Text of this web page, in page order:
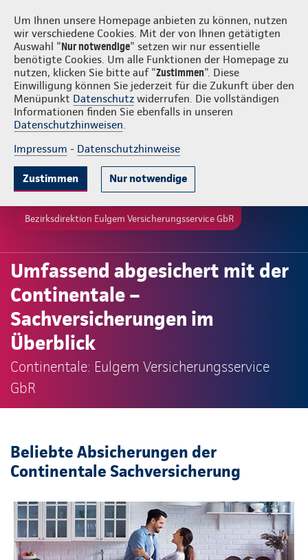
Um Ihnen unsere Homepage anbieten zu können, nutzen
wir verschiedene Cookies. Mit der von Ihnen getätigten
Auswahl "Nur notwendige" setzen wir nur essentielle
benötigte Cookies. Um alle Funktionen der Homepage zu
nutzen, klicken Sie bitte auf "Zustimmen". Diese
Einwilligung können Sie jederzeit für die Zukunft über den
Menüpunkt Datenschutz widerrufen. Die vollständigen
Informationen finden Sie ebenfalls in unseren
Datenschutzhinweisen.
Impressum - Datenschutzhinweise
Zustimmen Nur notwendige
Eulgem Versicherungsservice GbR Login
Bezirksdirektion Eulgem Versicherungsservice GbR
Umfassend abgesichert mit der
Continentale –
Sachversicherungen im
Überblick
Continentale: Eulgem Versicherungsservice
GbR
Beliebte Absicherungen der
Continentale Sachversicherung